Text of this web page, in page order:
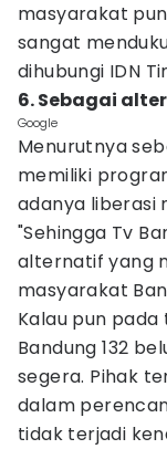
masyarakat
sangat
dihubungi IDN
6. Sebagai
Google
Menurutnya
memiliki
adanya liberasi
"Sehingga Tv
alternatif yang
masyarakat
Kalau pun
Bandung 132
segera. Pihak
dalam
tidak terjadi